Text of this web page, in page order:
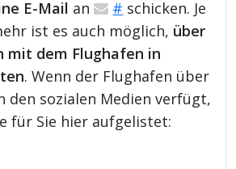
E-Mail an # schicken. Je
ist es auch möglich, über
mit dem Flughafen in
. Wenn der Flughafen über
den sozialen Medien verfügt,
für Sie hier aufgelistet: